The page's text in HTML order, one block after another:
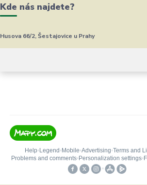
Kde nás najdete?
Husova 66/2, Šestajovice u Prahy